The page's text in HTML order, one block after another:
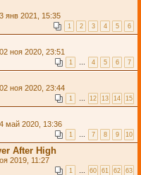
янв 2021, 15:35
1 2 3 4 5 6
02 ноя 2020, 23:51
1 … 4 5 6 7
02 ноя 2020, 23:44
1 … 12 13 14 15
май 2020, 13:36
1 … 7 8 9 10
After High
2019, 11:27
1 … 60 61 62 63